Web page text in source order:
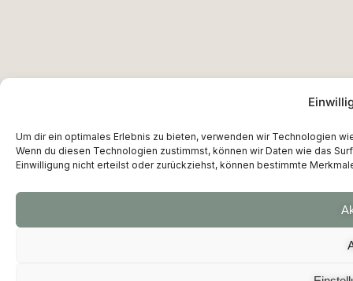
Um dir ein optimales Erlebnis zu bieten, verwenden wir Technologien
Wenn du diesen Technologien zustimmst, können wir Daten wie das
Einwilligung nicht erteilst oder zurückziehst, können bestimmte